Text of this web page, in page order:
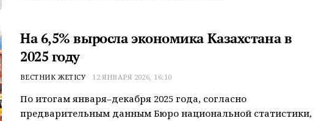
На 6,5% выросла экономика Казахстана в
2025 году
ВЕСТНИК ЖЕТІСУ 12 ЯНВАРЯ 2026, 16:10
По итогам января–декабря 2025 года, согласно
предварительным данным Бюро национальной статистики,